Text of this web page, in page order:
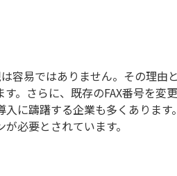
容易ではありません。その理由
。さらに、既存のFAX番号を変
に躊躇する企業も多くあります
必要とされています。